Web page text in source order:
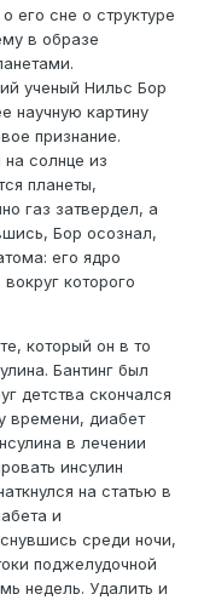
его сне о структуре
в образе
ученый Нильс Бор
научную картину
признание.
на солнце из
планеты,
газ затвердел, а
Бор осознал,
его ядро
которого
который он в то
Бантинг был
детства скончался
времени, диабет
в лечении
инсулин
на статью в
и
среди ночи,
поджелудочной
недель. Удалить и